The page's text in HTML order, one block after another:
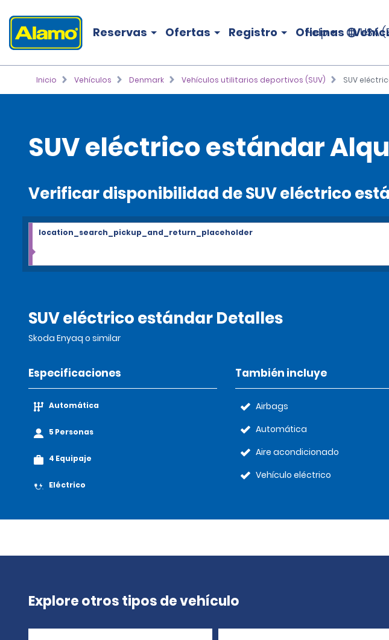
Reservas Ofertas Registro Oficinas
Help USA
Inicio Vehículos Denmark Vehículos utilitarios deportivos (SUV) SUV
SUV eléctrico estándar
Verificar disponibilidad de SUV eléctrico
location_search_pickup_and_return_placeholder
SUV eléctrico estándar Detalles
Skoda Enyaq o similar
Especificaciones
Automática
5 Personas
4 Equipaje
Eléctrico
También incluye
Airbags
Automática
Aire acondicionado
Vehículo eléctrico
Explore otros tipos de vehículo